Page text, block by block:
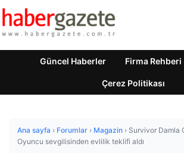
Güncel Haberler Firma Rehberi
Çerez Politikası
Ana sayfa › Forumlar › Magazin › Survivor Damla
Oyuncu sevgilisinden evlilik teklifi aldı